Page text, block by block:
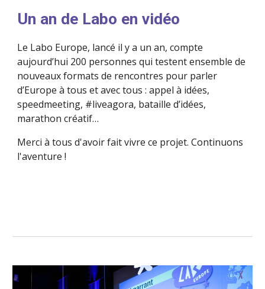
Un an de Labo en vidéo
Le Labo Europe, lancé il y a un an, compte
aujourd’hui 200 personnes qui testent ensemble de
nouveaux formats de rencontres pour parler
d’Europe à tous et avec tous : appel à idées,
speedmeeting, #liveagora, bataille d’idées,
marathon créatif…
Merci à tous d'avoir fait vivre ce projet. Continuons
l'aventure !